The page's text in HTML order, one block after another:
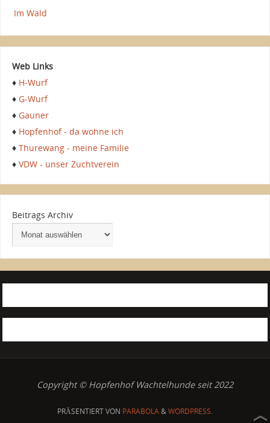
Im Wald
Web Links
♦ H-Wurf
♦ G-Wurf
♦ Gauner
♦ Hopfenhof - da wohne ich
♦ Thurewang - meine Familie
♦ VDW - unser Zuchtverein
Beitrags Archiv
Copyright © Hopfenhof Wachtelhunde seit 2022
PRÄSENTIERT VON PARABOLA&WORDPRESS.